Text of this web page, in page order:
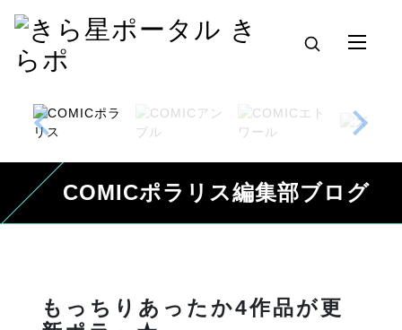
COMICポラリス編集部ブログ
もっちりあったか4作品が更